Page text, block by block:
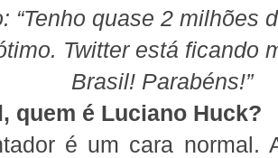
“Tenho quase 2 milhões
Twitter está ficando
Brasil! Parabéns!”
quem é Luciano Huck?
é um cara normal.